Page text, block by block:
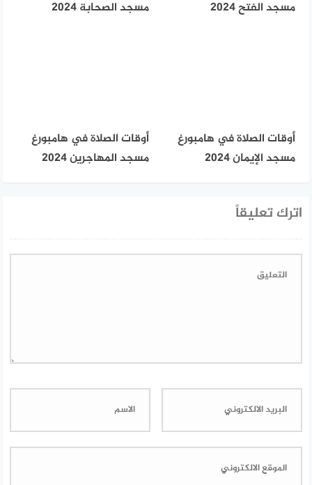
مسجد الفتح 2024
مسجد الصحابة 2024
أوقات الصلاة في هامبورغ
مسجد الإيمان 2024
أوقات الصلاة في هامبورغ
مسجد المهاجرين 2024
اترك تعليقاً